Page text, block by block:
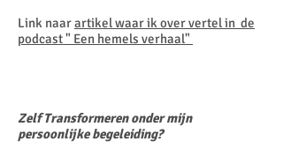
Link naarartikel waar ik over vertel in de
podcast" Een hemels verhaal"
Zelf Transformeren onder mijn
persoonlijke begeleiding?